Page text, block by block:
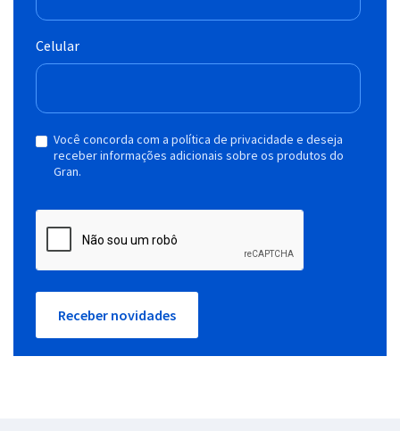
Celular
Você concorda com a política de privacidade e deseja
receber informações adicionais sobre os produtos do
Gran.
Receber novidades